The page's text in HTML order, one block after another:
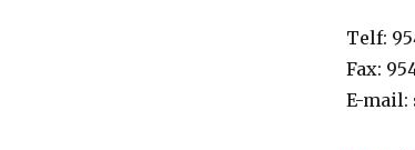
Telf:
Fax:
E-mail: